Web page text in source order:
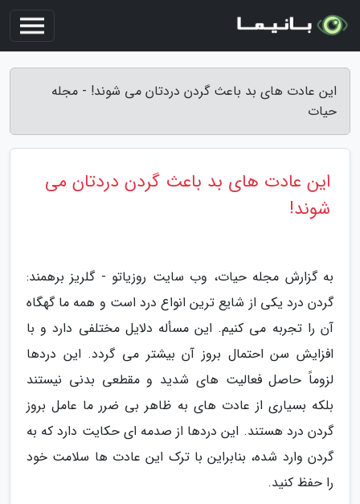
این عادت های بد باعث گردن دردتان می شوند! - مجله
حیات
این عادت های بد باعث گردن دردتان می
شوند!
به گزارش مجله حیات، وب سایت روزیاتو - گلریز برهمند:
گردن درد یکی از شایع ترین انواع درد است و همه ما گهگاه
آن را تجربه می کنیم. این مسأله دلایل مختلفی دارد و با
افزایش سن احتمال بروز آن بیشتر می گردد. این دردها
لزوماً حاصل فعالیت های شدید و مقطعی بدنی نیستند
بلکه بسیاری از عادت های به ظاهر بی ضرر ما عامل بروز
گردن درد هستند. این دردها از صدمه ای حکایت دارد که به
گردن وارد شده، بنابراین با ترک این عادت ها سلامت خود
را حفظ کنید.